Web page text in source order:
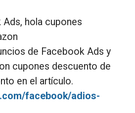
hola cupones
de Facebook Ads y
cupones descuento de
en el artículo.
facebook/adios-